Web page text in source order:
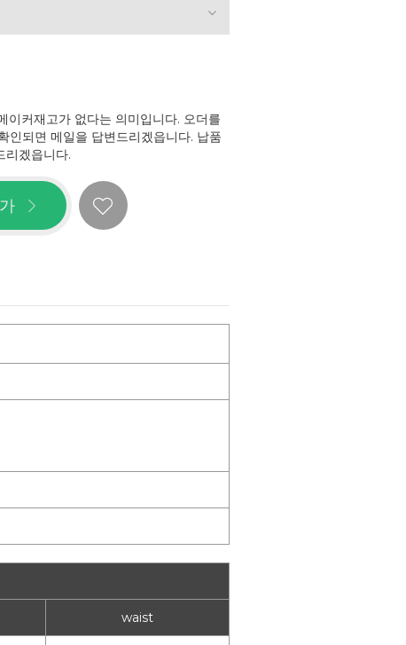
이커재고가 없다는 의미입니다. 오더를
인되면 메일을 답변드리겠읍니다. 납품
리겠읍니다.
waist